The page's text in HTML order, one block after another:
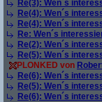
Re(3): Wen´s
Re(4): Wen´s
Re(4): Wen´s
Re: Wen´s
Re(2): Wen´s
Re(5): Wen´s
PLONKED von
Re(6): Wen´s
Re(5): Wen´s
Re(6): Wen´s